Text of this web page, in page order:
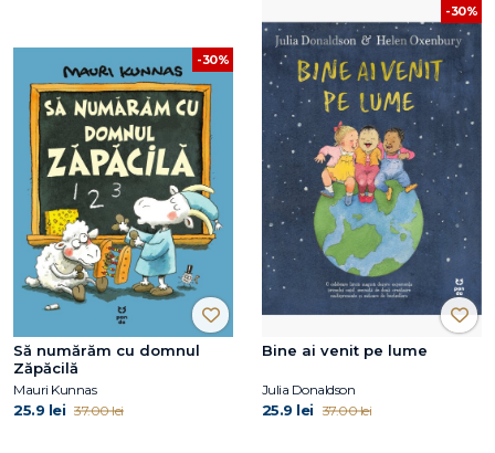
-30%
Să numărăm cu domnul
Zăpăcilă
Mauri Kunnas
25.9 lei 37.00 lei
-30%
Bine ai venit pe lume
Julia Donaldson
25.9 lei 37.00 lei